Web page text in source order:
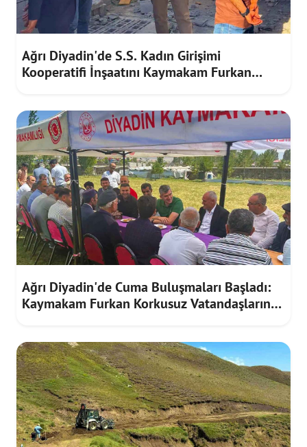
Ağrı Diyadin'de S.S. Kadın Girişimi
Kooperatifi İnşaatını Kaymakam Furkan
Ağrı Diyadin'de Cuma Buluşmaları Başladı:
Kaymakam Furkan Korkusuz Vatandaşların